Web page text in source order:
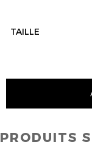
TAILLE
PRODUITS